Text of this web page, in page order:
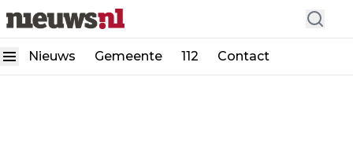
Nieuws Gemeente 112 Contact